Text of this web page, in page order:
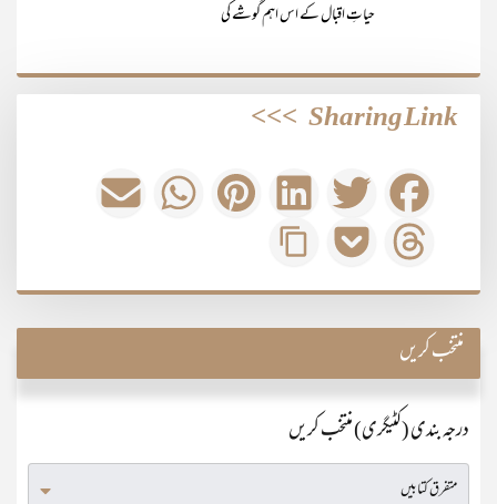
حیاتِ اقبال کے اس اہم گوشے کی
Sharing Link
>>>
منتخب کریں
درجہ بندی (کٹیگری) منتخب کریں